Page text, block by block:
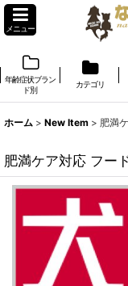
メニュー
年齢症状ブラン
ド別
カテゴリ
ホーム > New Item > 肥満
肥満ケア対応 フー